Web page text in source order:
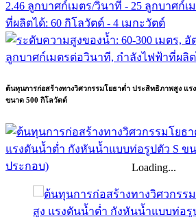
ต้นทุนการก่อสร้างทางวิศวกรรมโยธาต่ำ ประสิทธิภาพสูง แ
ขนาด 500 กิโลวัตต์
Loading...